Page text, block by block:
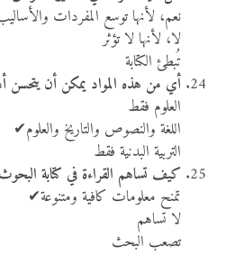
نعم، لأنها توسع المفردات
لا، لأنها لا تؤثر
تُبطئ الكتابة
أي من هذه المواد يمكن أن يتحسن
العلوم فقط
اللغة والنصوص والتاريخ والعلوم✔
التربية البدنية فقط
كيف تساهم القراءة في كتابة
تمنح معلومات كافية ومتنوعة✔
لا تساهم
تصعب البحث